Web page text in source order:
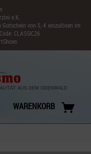
e.K.
von 5,-€ einzulösen im
CLASSIC26
AUS DEM ODENWALD
WARENKORB